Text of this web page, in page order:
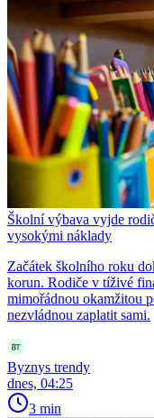
Školní výbava vyjde
vysokými náklady
Začátek školního roku
korun. Rodiče v tíživé
mimořádnou okamžitou
nezvládnou zaplatit sami.
Byznys trendy
dnes, 04:25
3 min